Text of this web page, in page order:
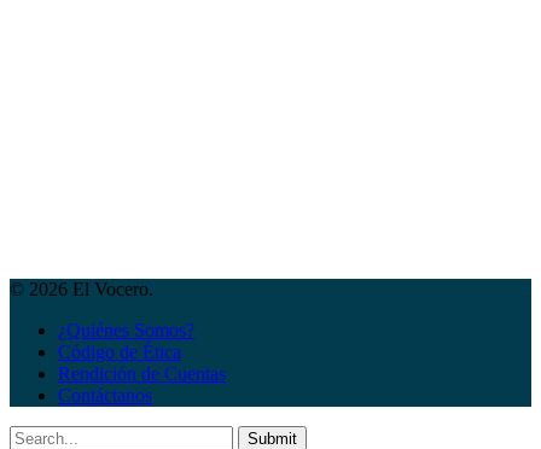
© 2026 El Vocero.
¿Quiénes Somos?
Código de Ética
Rendición de Cuentas
Contáctanos
Submit